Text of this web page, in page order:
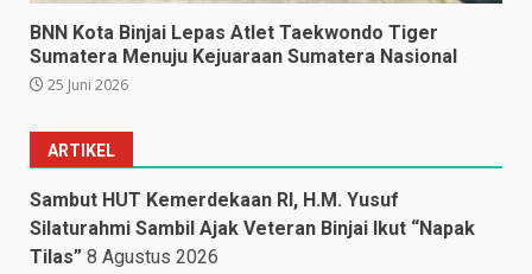
BNN Kota Binjai Lepas Atlet Taekwondo Tiger
Sumatera Menuju Kejuaraan Sumatera Nasional
25 Juni 2026
ARTIKEL
Sambut HUT Kemerdekaan RI, H.M. Yusuf
Silaturahmi Sambil Ajak Veteran Binjai Ikut “Napak
Tilas” 8 Agustus 2026